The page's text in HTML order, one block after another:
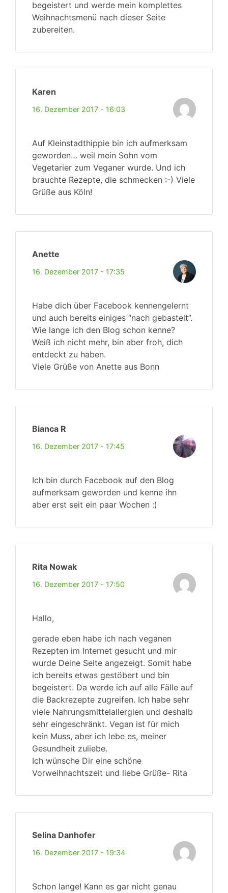
begeistert und werde mein komplettes
Weihnachtsmenü nach dieser Seite
zubereiten.
Karen
16. Dezember 2017 - 16:03
Auf Kleinstadthippie bin ich aufmerksam
geworden… weil mein Sohn vom
Vegetarier zum Veganer wurde. Und ich
brauchte Rezepte, die schmecken :-) Viele
Grüße aus Köln!
Anette
16. Dezember 2017 - 17:35
Habe dich über Facebook kennengelernt
und auch bereits einiges “nach gebastelt”.
Wie lange ich den Blog schon kenne?
Weiß ich nicht mehr, bin aber froh, dich
entdeckt zu haben.
Viele Grüße von Anette aus Bonn
Bianca R
16. Dezember 2017 - 17:45
Ich bin durch Facebook auf den Blog
aufmerksam geworden und kenne ihn
aber erst seit ein paar Wochen :)
Rita Nowak
16. Dezember 2017 - 17:50
Hallo,
gerade eben habe ich nach veganen
Rezepten im Internet gesucht und mir
wurde Deine Seite angezeigt. Somit habe
ich bereits etwas gestöbert und bin
begeistert. Da werde ich auf alle Fälle auf
die Backrezepte zugreifen. Ich habe sehr
viele Nahrungsmittelallergien und deshalb
sehr eingeschränkt. Vegan ist für mich
kein Muss, aber ich lebe es, meiner
Gesundheit zuliebe.
Ich wünsche Dir eine schöne
Vorweihnachtszeit und liebe Grüße- Rita
Selina Danhofer
16. Dezember 2017 - 19:34
Schon lange! Kann es gar nicht genau